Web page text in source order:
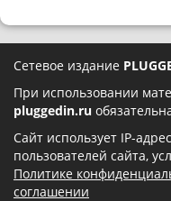
Сетевое издание
При использовании
pluggedin.ru
Сайт использует IP-
пользователей сайта,
Политике
соглашении